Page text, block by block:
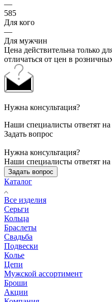
—
585
Для кого
—
Для мужчин
Цена действительна только
отличаться от цен в
Нужна консультация?
Наши специалисты ответят
Задать вопрос
Нужна консультация?
Наши специалисты ответят
Задать вопрос
Каталог
Все изделия
Серьги
Кольца
Браслеты
Свадьба
Подвески
Колье
Цепи
Мужской ассортимент
Броши
Акции